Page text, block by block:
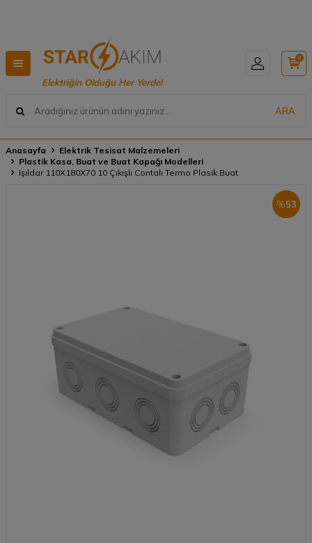
Elektriğin Olduğu Her Yerde!
ARA
0
Anasayfa
Elektrik Tesisat Malzemeleri
Plastik Kasa, Buat ve Buat Kapağı Modelleri
Işıldar 110X180X70 10 Çıkışlı Contalı Termo Plasik Buat
%53